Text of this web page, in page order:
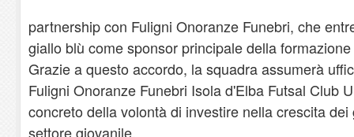
partnership con Fuligni Onoranze Funebri, che
giallo blù come sponsor principale della
Grazie a questo accordo, la squadra assumerà
Fuligni Onoranze Funebri Isola d'Elba Futsal Club
concreto della volontà di investire nella crescita
settore giovanile.